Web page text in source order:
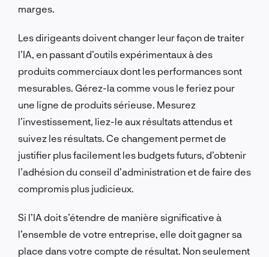
marges.
Les dirigeants doivent changer leur façon de traiter
l’IA, en passant d’outils expérimentaux à des
produits commerciaux dont les performances sont
mesurables. Gérez-la comme vous le feriez pour
une ligne de produits sérieuse. Mesurez
l’investissement, liez-le aux résultats attendus et
suivez les résultats. Ce changement permet de
justifier plus facilement les budgets futurs, d’obtenir
l’adhésion du conseil d’administration et de faire des
compromis plus judicieux.
Si l’IA doit s’étendre de manière significative à
l’ensemble de votre entreprise, elle doit gagner sa
place dans votre compte de résultat. Non seulement